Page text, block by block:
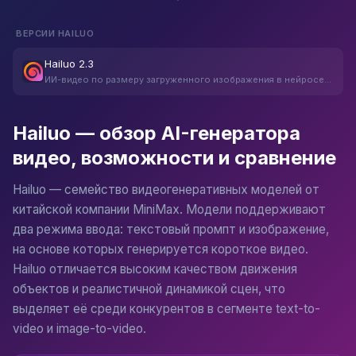
ВЕРСИИ HAILUO
Hailuo 2.3
ИИ-видео по размеру загруженного изображения в нейросети
Hailuo — обзор AI-генератора
видео, возможности и сравнение
Hailuo — семейство видеогенеративных моделей от
китайской компании MiniMax. Модели поддерживают
два режима ввода: текстовый промпт и изображение,
на основе которых генерируется короткое видео.
Hailuo отличается высоким качеством движения
объектов и реалистичной динамикой сцен, что
выделяет её среди конкурентов в сегменте text-to-
video и image-to-video.
Оживление статичных изображений
Визуализация творческих концептов
Воплощение абстрактных идей, фэнтезийных миров и
Иллюстрация нарративов и историй
Создание коротких видеофрагментов для
Прототипирование для продакшена
Режиссёры и продюсеры используют Hailuo для